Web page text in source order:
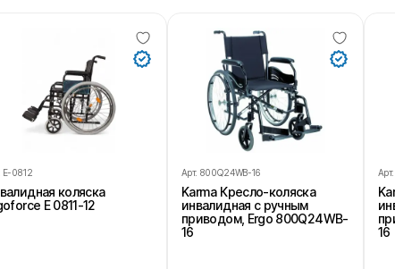
E-0812
коляска
E 0811-12
Арт. 800Q24WB-16
Karma Кресло-коляска
инвалидная с ручным
приводом, Ergo 800Q24WB-
16
Арт.
16